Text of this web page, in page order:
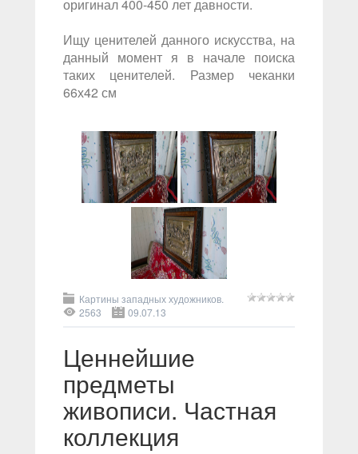
оригинал 400-450 лет давности.
Ищу ценителей данного искусства, на
данный момент я в начале поиска
таких ценителей. Размер чеканки
66х42 см
Картины западных художников.
2563
09.07.13
Ценнейшие
предметы
живописи. Частная
коллекция